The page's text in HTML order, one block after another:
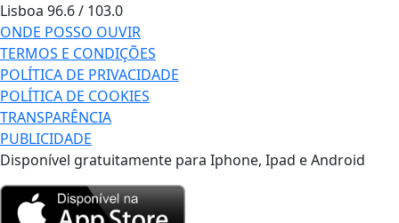
Lisboa 96.6 / 103.0
ONDE POSSO OUVIR
TERMOS E CONDIÇÕES
POLÍTICA DE PRIVACIDADE
POLÍTICA DE COOKIES
TRANSPARÊNCIA
PUBLICIDADE
Disponível gratuitamente para Iphone, Ipad e Android